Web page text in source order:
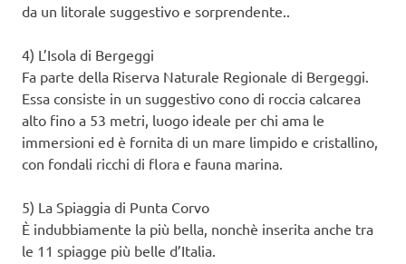
da un litorale suggestivo e sorprendente..
4) L’Isola di Bergeggi
Fa parte della Riserva Naturale Regionale di Bergeggi.
Essa consiste in un suggestivo cono di roccia calcarea
alto fino a 53 metri, luogo ideale per chi ama le
immersioni ed è fornita di un mare limpido e cristallino,
con fondali ricchi di flora e fauna marina.
5) La Spiaggia di Punta Corvo
È indubbiamente la più bella, nonchè inserita anche tra
le 11 spiagge più belle d’Italia.